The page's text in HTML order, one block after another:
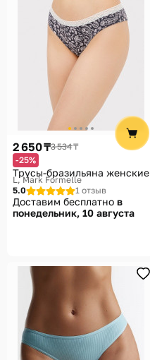
2 650 ₸3 534 ₸
-25%
Трусы-бразильяна женские
L Mark Formelle
5.0
1 отзыв
Доставим бесплатно в
понедельник, 10 августа